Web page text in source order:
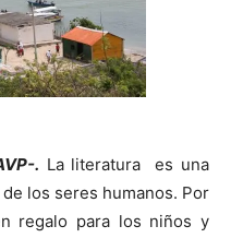
. La literatura es una
los seres humanos. Por
regalo para los niños y